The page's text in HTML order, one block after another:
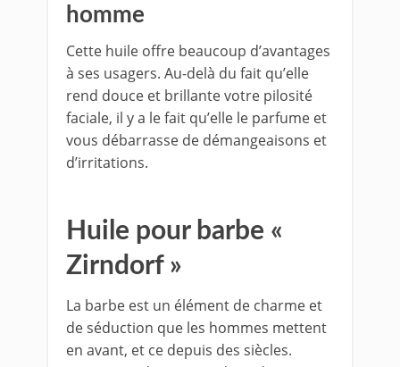
homme
Cette huile offre beaucoup d’avantages
à ses usagers. Au-delà du fait qu’elle
rend douce et brillante votre pilosité
faciale, il y a le fait qu’elle le parfume et
vous débarrasse de démangeaisons et
d’irritations.
Huile pour barbe «
Zirndorf »
La barbe est un élément de charme et
de séduction que les hommes mettent
en avant, et ce depuis des siècles.